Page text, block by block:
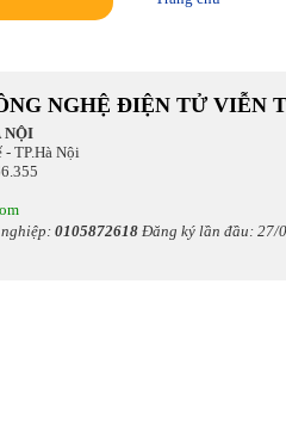
NGHỆ ĐIỆN TỬ VIỄN
NỘI
TP.Hà Nội
0105872618 Đăng ký lần đầu: 27/